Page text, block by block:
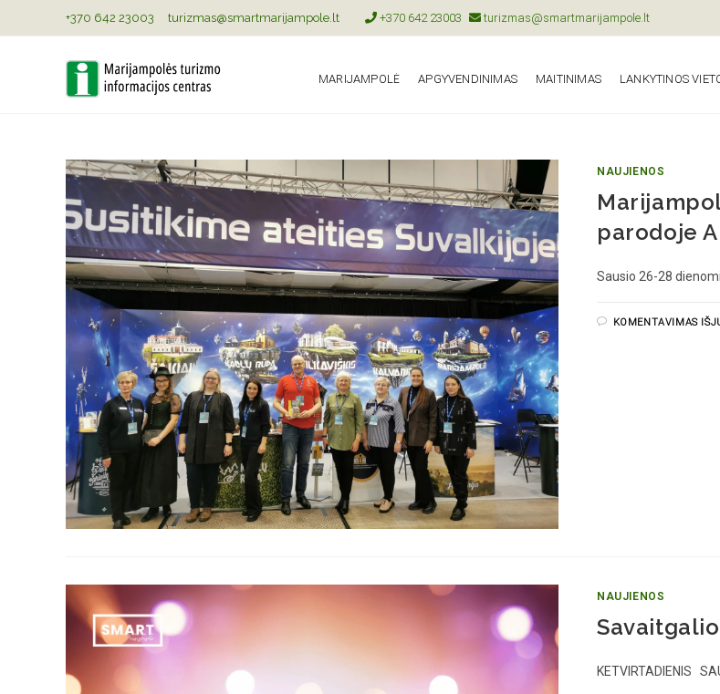
+370 642 23003 turizmas@smartmarijampole.lt +370 642 23003 turizmas@smartmarijampole.lt
MARIJAMPOLĖ APGYVENDINIMAS MAITINIMAS LANKYTINOS
NAUJIENOS
parodoje
Sausio 26-28
KOMENTAVIMAS
NAUJIENOS
KETVIRTADIENIS